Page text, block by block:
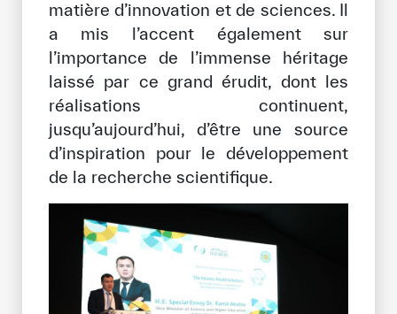
matière d’innovation et de sciences. Il
a mis l’accent également sur
l’importance de l’immense héritage
laissé par ce grand érudit, dont les
réalisations continuent,
jusqu’aujourd’hui, d’être une source
d’inspiration pour le développement
de la recherche scientifique.